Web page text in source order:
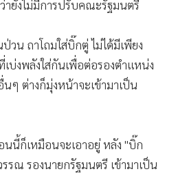
ายังไม่มีการปรับคณะรัฐมนตรี
วน ถาโถมใส่บิ๊กตู่ ไม่ได้มีเพียง
บ่งพลังใส่กันเพื่อต่อรองตำแหน่ง
ๆ ต่างก็มุ่งหน้าจะเข้ามาเป็น
นี้ก็เหมือนจะเอาอยู่ หลัง "บิ๊ก
รณ รองนายกรัฐมนตรี เข้ามาเป็น